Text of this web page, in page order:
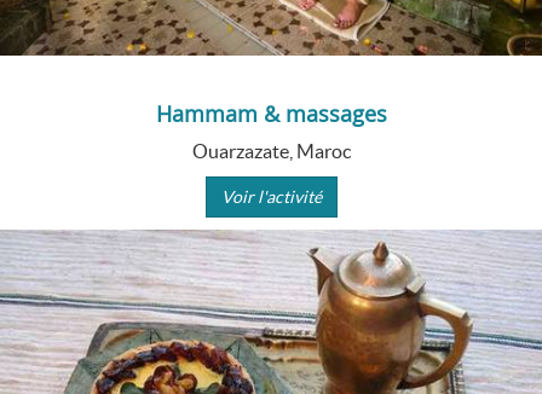
Hammam & massages
Ouarzazate, Maroc
Voir l'activité